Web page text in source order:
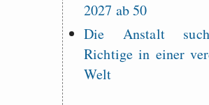
2027 ab 50
Die Anstalt
Richtige in einer
Welt